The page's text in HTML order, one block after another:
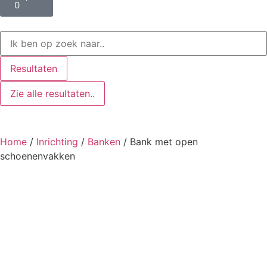
0
Resultaten
Zie alle resultaten..
Home / Inrichting / Banken / Bank met open
schoenenvakken